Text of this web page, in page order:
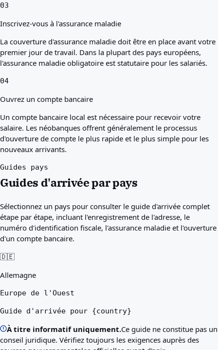
03
Inscrivez-vous à l'assurance maladie
La couverture d'assurance maladie doit être en place avant votre
premier jour de travail. Dans la plupart des pays européens,
l'assurance maladie obligatoire est statutaire pour les salariés.
04
Ouvrez un compte bancaire
Un compte bancaire local est nécessaire pour recevoir votre
salaire. Les néobanques offrent généralement le processus
d'ouverture de compte le plus rapide et le plus simple pour les
nouveaux arrivants.
Guides pays
Guides d'arrivée par pays
Sélectionnez un pays pour consulter le guide d'arrivée complet
étape par étape, incluant l'enregistrement de l'adresse, le
numéro d'identification fiscale, l'assurance maladie et l'ouverture
d'un compte bancaire.
🇩🇪
Allemagne
Europe de l'Ouest
Guide d'arrivée pour {country}
À titre informatif uniquement.Ce guide ne constitue pas un
conseil juridique. Vérifiez toujours les exigences auprès des